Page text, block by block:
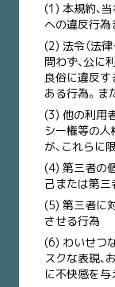
(1) 本規約、
への違反行為
(2) 法令（法
問わず、公に
良俗に違反す
ある行為。ま
(3) 他の利用
シー権等の人
が、これらに
(4) 第三者の
己または第
(5) 第三者に
させる行為
(6) わいせつ
スクな表現、
に不快感を与